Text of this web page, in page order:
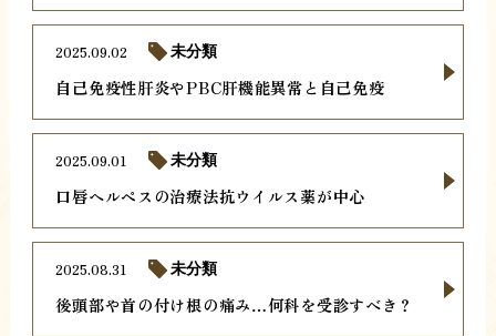
自己免疫性肝炎やPBC肝機能異常と自己免疫
2025.09.02 未分類
口唇ヘルペスの治療法抗ウイルス薬が中心
2025.09.01 未分類
後頭部や首の付け根の痛み…何科を受診すべき？
2025.08.31 未分類